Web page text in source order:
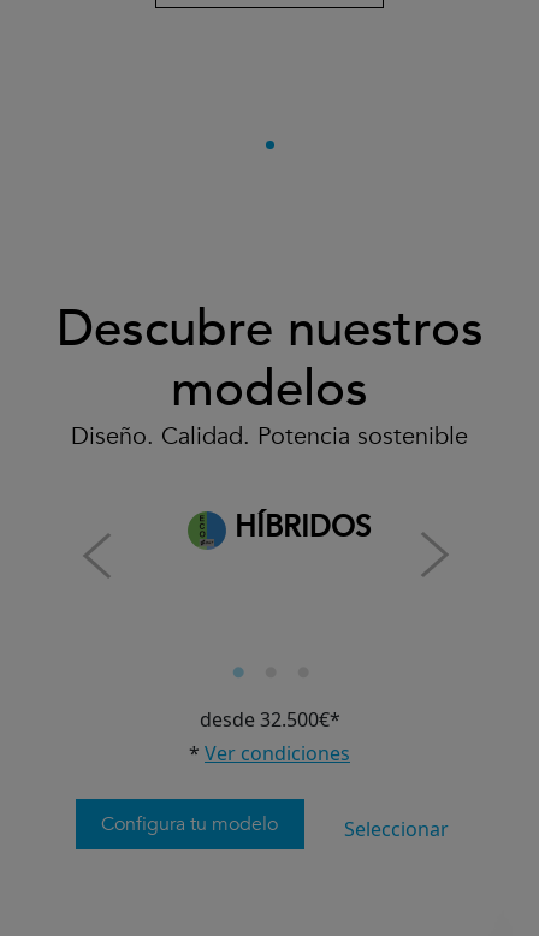
Descubre nuestros
modelos
Diseño. Calidad. Potencia sostenible
HÍBRIDOS
desde 32.500€*
* Ver condiciones
Configura tu modelo Seleccionar